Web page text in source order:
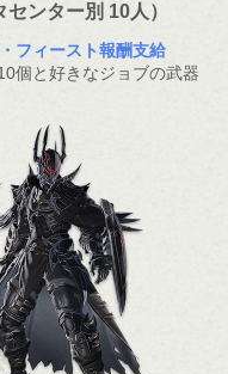
ンター別 10人）
フィースト報酬支給
個と好きなジョブの武器